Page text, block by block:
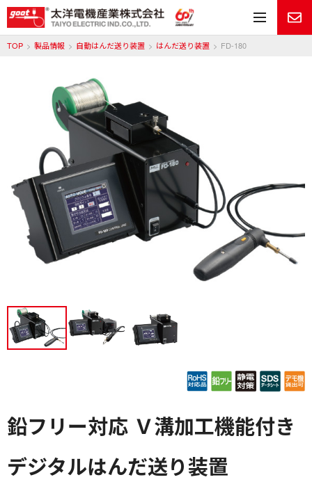
メ
TOP 製品情報 自動はんだ送り装置 はんだ送り装置 FD-180
鉛フリー対応 Ｖ溝加工機能付き
デジタルはんだ送り装置